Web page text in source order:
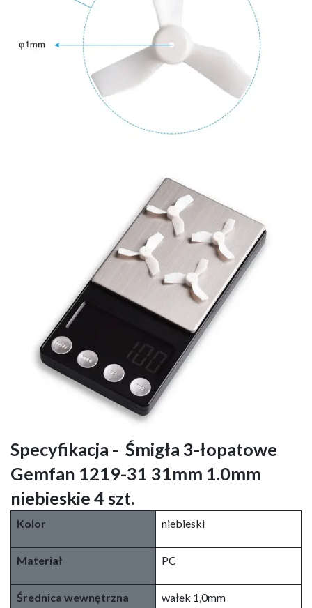
Specyfikacja - Śmigła 3-łopatowe
Gemfan 1219-31 31mm 1.0mm
niebieskie 4 szt.
Kolor niebieski
Materiał PC
Średnica wewnętrzna wałek 1,0mm